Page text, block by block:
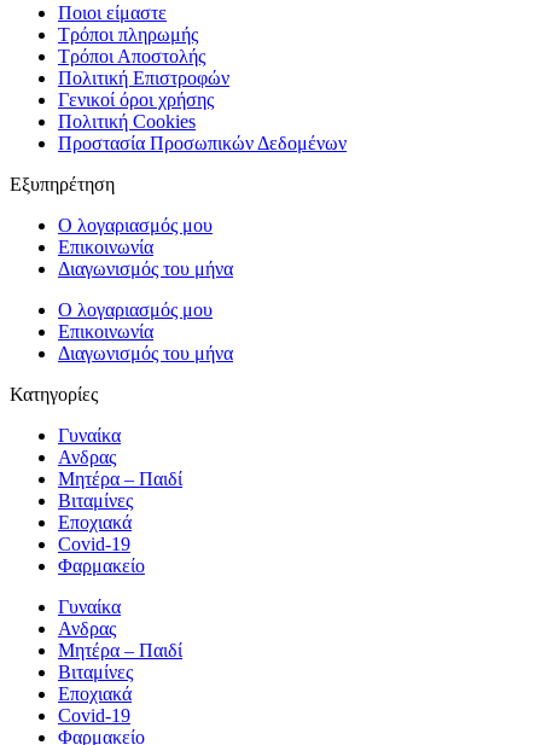
Ποιοι είμαστε
Τρόποι πληρωμής
Τρόποι Αποστολής
Πολιτική Επιστροφών
Γενικοί όροι χρήσης
Πολιτική Cookies
Προστασία Προσωπικών Δεδομένων
Εξυπηρέτηση
Ο λογαριασμός μου
Επικοινωνία
Διαγωνισμός του μήνα
Ο λογαριασμός μου
Επικοινωνία
Διαγωνισμός του μήνα
Κατηγορίες
Γυναίκα
Ανδρας
Μητέρα – Παιδί
Βιταμίνες
Εποχιακά
Covid-19
Φαρμακείο
Γυναίκα
Ανδρας
Μητέρα – Παιδί
Βιταμίνες
Εποχιακά
Covid-19
Φαρμακείο